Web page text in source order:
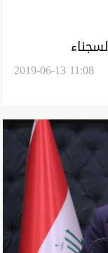
2019-06-13 11:08